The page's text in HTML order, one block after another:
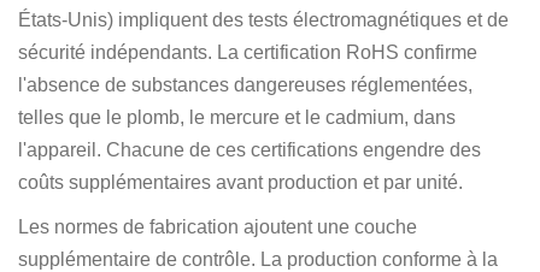
États-Unis) impliquent des tests électromagnétiques et de
sécurité indépendants. La certification RoHS confirme
l'absence de substances dangereuses réglementées,
telles que le plomb, le mercure et le cadmium, dans
l'appareil. Chacune de ces certifications engendre des
coûts supplémentaires avant production et par unité.
Les normes de fabrication ajoutent une couche
supplémentaire de contrôle. La production conforme à la